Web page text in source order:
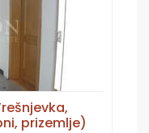
prizemlje)